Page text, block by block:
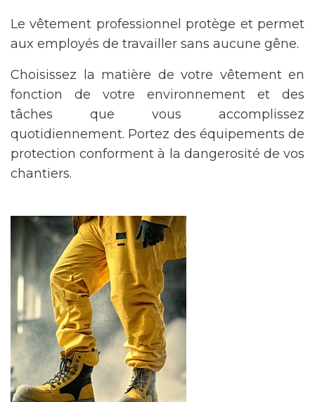
Le vêtement professionnel protège et permet
aux employés de travailler sans aucune gêne.
Choisissez la matière de votre vêtement en
fonction de votre environnement et des
tâches que vous accomplissez
quotidiennement. Portez des équipements de
protection conforment à la dangerosité de vos
chantiers.